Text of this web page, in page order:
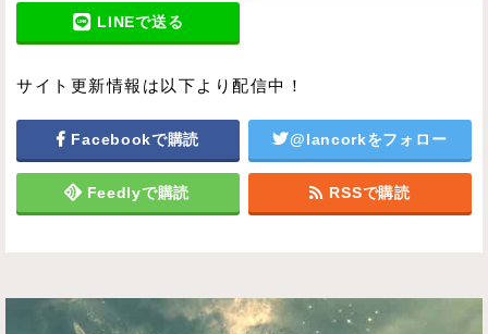
LINEで送る
サイト更新情報は以下より配信中！
Facebookで購読 @lancorkをフォロー
Feedlyで購読 RSSで購読